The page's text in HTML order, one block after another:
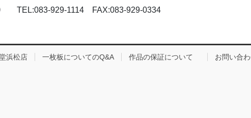
TEL:083-929-1114 FAX:083-929-0334
浜松店 一枚板についてのQ&A 作品の保証について お問い合